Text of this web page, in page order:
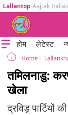
Lallantop Aajtak
होम लेटेस्ट
Home
तमिलनाडु:
खेला
द्रविड़ पार्टियों